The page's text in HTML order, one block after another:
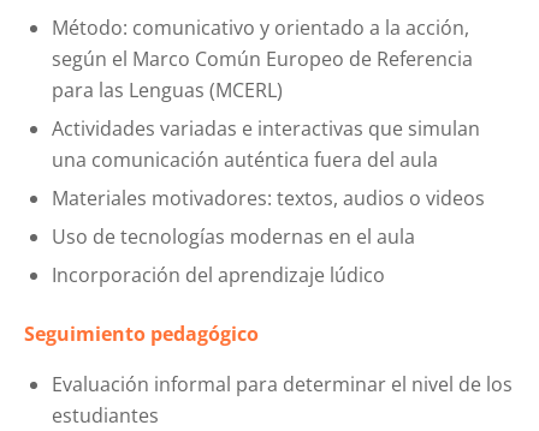
Método: comunicativo y orientado a la acción,
según el Marco Común Europeo de Referencia
para las Lenguas (MCERL)
Actividades variadas e interactivas que simulan
una comunicación auténtica fuera del aula
Materiales motivadores: textos, audios o videos
Uso de tecnologías modernas en el aula
Incorporación del aprendizaje lúdico
Seguimiento pedagógico
Evaluación informal para determinar el nivel de los
estudiantes